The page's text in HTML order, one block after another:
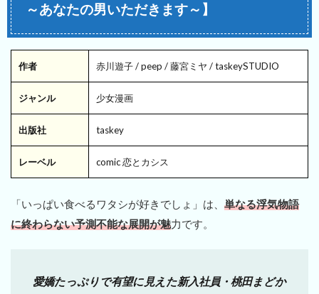
～あなたの男いただきます～】
作者 赤川遊子 / peep / 藤宮ミヤ / taskeySTUDIO
ジャンル 少女漫画
出版社 taskey
レーベル comic 恋とカシス
「いっぱい食べるワタシが好きでしょ」は、 単なる浮気物語
に終わらない予測不能な展開が魅力です。
愛嬌たっぷりで有望に見えた新入社員・桃田まどか